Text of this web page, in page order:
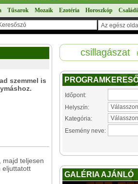
Tűsarok Mozaik Ezotéria Horoszkóp
szemmel is
majd teljesen
eljuttatott
csillagászat
Időpont:
Helyszín:
Kategória:
Esemény neve:
GALÉRIA AJÁNLÓ